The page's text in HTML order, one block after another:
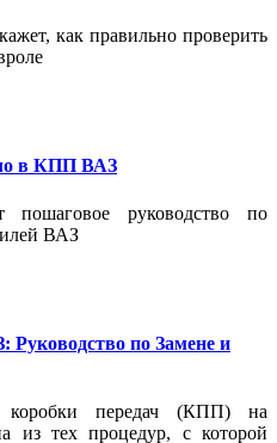
как правильно проверить
в КПП ВАЗ
пошаговое руководство по
ВАЗ
по Замене и
коробки передач (КПП) на
из тех процедур, с которой